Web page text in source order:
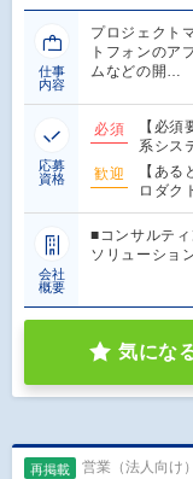
仕事
内容
プロジェクト
トフォンのア
ムなどの開…
応募
資格
必須
【必
系シス
歓迎
【あ
ロダク
会社
概要
■コンサルテ
ソリューショ
気にな
再掲載 営業（法人向け）